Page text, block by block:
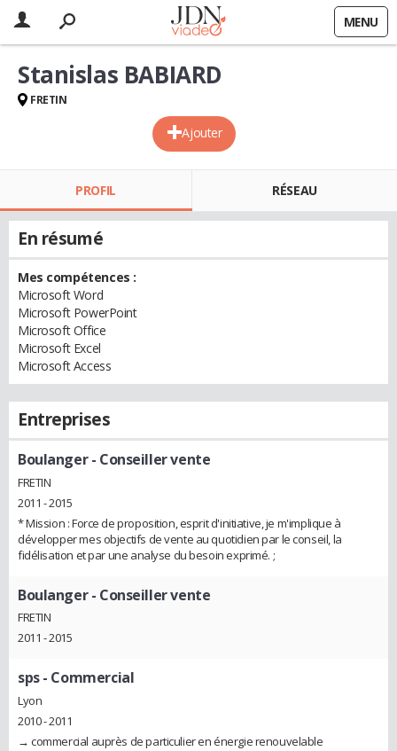
MENU
Ajouter
Stanislas BABIARD
FRETIN
PROFIL RÉSEAU
En résumé
Mes compétences :
Microsoft Word
Microsoft PowerPoint
Microsoft Office
Microsoft Excel
Microsoft Access
Entreprises
Boulanger- Conseiller vente
FRETIN
2011 - 2015
* Mission : Force de proposition, esprit d'initiative, je m'implique à
développer mes objectifs de vente au quotidien par le conseil, la
fidélisation et par une analyse du besoin exprimé. ;
Boulanger- Conseiller vente
FRETIN
2011 - 2015
sps- Commercial
Lyon
2010 - 2011
→ commercial auprès de particulier en énergie renouvelable